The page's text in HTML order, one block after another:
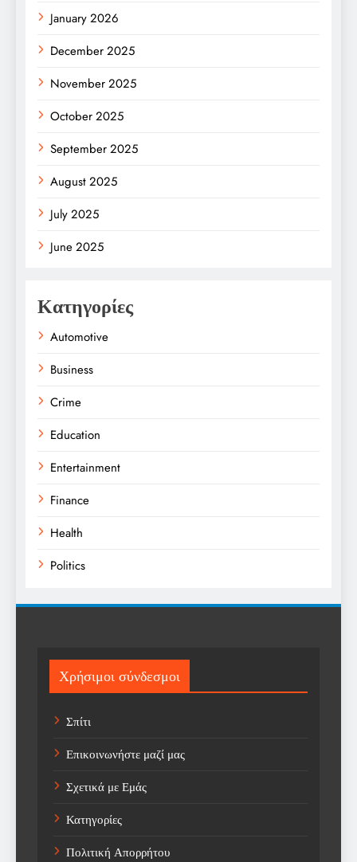
January 2026
December 2025
November 2025
October 2025
September 2025
August 2025
July 2025
June 2025
Κατηγορίες
Automotive
Business
Crime
Education
Entertainment
Finance
Health
Politics
Sport
Sports
Technology
Trending
Weather
Αγορά
Χρήσιμοι σύνδεσμοι
Σπίτι
Επικοινωνήστε μαζί μας
Σχετικά με Εμάς
Κατηγορίες
Πολιτική Απορρήτου